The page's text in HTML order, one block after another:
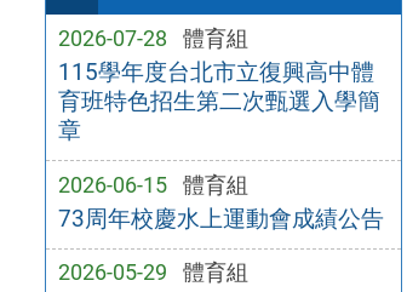
2026-07-28 體育組
115學年度台北市立復興高中體
育班特色招生第二次甄選入學簡
章
2026-06-15 體育組
73周年校慶水上運動會成績公告
2026-05-29 體育組